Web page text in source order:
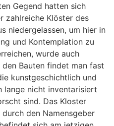
Gegend hatten sich
zahlreiche Klöster des
niedergelassen, um hier in
und Kontemplation zu
wurde auch
Bauten findet man fast
kunstgeschichtlich und
lange nicht inventarisiert
sind. Das Kloster
den Namensgeber